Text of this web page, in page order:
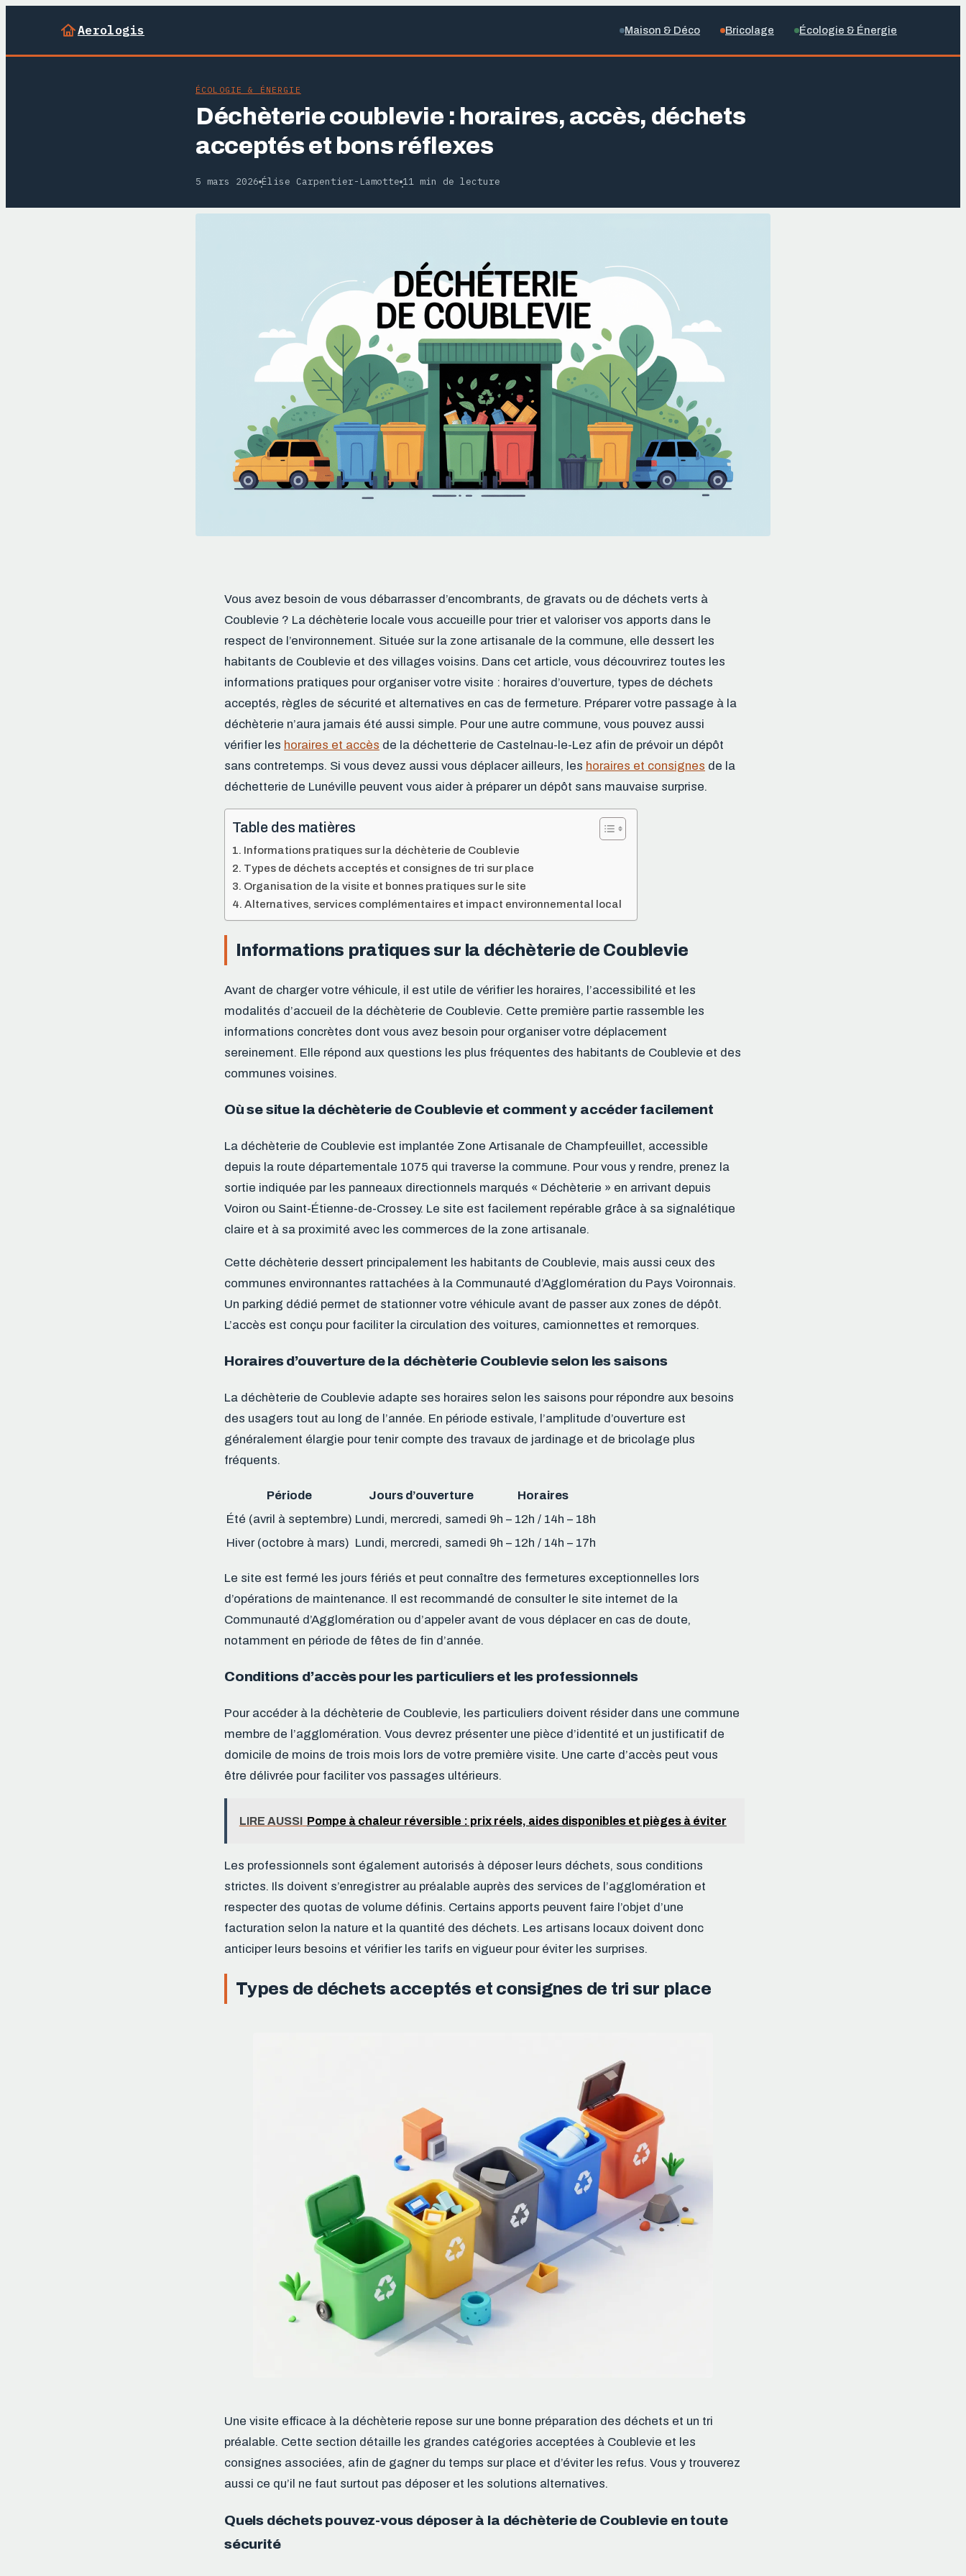
Aerologis Maison & Déco Bricolage Écologie & Énergie
ÉCOLOGIE & ÉNERGIE
Déchèterie coublevie : horaires, accès, déchets
acceptés et bons réflexes
5 mars 2026·Élise Carpentier-Lamotte·11 min de lecture
Vous avez besoin de vous débarrasser d’encombrants, de gravats ou de déchets verts à
Coublevie ? La déchèterie locale vous accueille pour trier et valoriser vos apports dans le
respect de l’environnement. Située sur la zone artisanale de la commune, elle dessert les
habitants de Coublevie et des villages voisins. Dans cet article, vous découvrirez toutes les
informations pratiques pour organiser votre visite : horaires d’ouverture, types de déchets
acceptés, règles de sécurité et alternatives en cas de fermeture. Préparer votre passage à la
déchèterie n’aura jamais été aussi simple. Pour une autre commune, vous pouvez aussi
vérifier les horaires et accès de la déchetterie de Castelnau-le-Lez afin de prévoir un dépôt
sans contretemps. Si vous devez aussi vous déplacer ailleurs, les horaires et consignes de la
déchetterie de Lunéville peuvent vous aider à préparer un dépôt sans mauvaise surprise.
Table des matières
Informations pratiques sur la déchèterie de Coublevie
Types de déchets acceptés et consignes de tri sur place
Organisation de la visite et bonnes pratiques sur le site
Alternatives, services complémentaires et impact environnemental local
Informations pratiques sur la déchèterie de Coublevie
Avant de charger votre véhicule, il est utile de vérifier les horaires, l’accessibilité et les
modalités d’accueil de la déchèterie de Coublevie. Cette première partie rassemble les
informations concrètes dont vous avez besoin pour organiser votre déplacement
sereinement. Elle répond aux questions les plus fréquentes des habitants de Coublevie et des
communes voisines.
Où se situe la déchèterie de Coublevie et comment y accéder facilement
La déchèterie de Coublevie est implantée Zone Artisanale de Champfeuillet, accessible
depuis la route départementale 1075 qui traverse la commune. Pour vous y rendre, prenez la
sortie indiquée par les panneaux directionnels marqués « Déchèterie » en arrivant depuis
Voiron ou Saint-Étienne-de-Crossey. Le site est facilement repérable grâce à sa signalétique
claire et à sa proximité avec les commerces de la zone artisanale.
Cette déchèterie dessert principalement les habitants de Coublevie, mais aussi ceux des
communes environnantes rattachées à la Communauté d’Agglomération du Pays Voironnais.
Un parking dédié permet de stationner votre véhicule avant de passer aux zones de dépôt.
L’accès est conçu pour faciliter la circulation des voitures, camionnettes et remorques.
Horaires d’ouverture de la déchèterie Coublevie selon les saisons
La déchèterie de Coublevie adapte ses horaires selon les saisons pour répondre aux besoins
des usagers tout au long de l’année. En période estivale, l’amplitude d’ouverture est
généralement élargie pour tenir compte des travaux de jardinage et de bricolage plus
fréquents.
Période Jours d’ouverture
Horaires
Été (avril à septembre) Lundi, mercredi, samedi 9h – 12h / 14h – 18h
Hiver (octobre à mars) Lundi, mercredi, samedi 9h – 12h / 14h – 17h
Le site est fermé les jours fériés et peut connaître des fermetures exceptionnelles lors
d’opérations de maintenance. Il est recommandé de consulter le site internet de la
Communauté d’Agglomération ou d’appeler avant de vous déplacer en cas de doute,
notamment en période de fêtes de fin d’année.
Conditions d’accès pour les particuliers et les professionnels
Pour accéder à la déchèterie de Coublevie, les particuliers doivent résider dans une commune
membre de l’agglomération. Vous devrez présenter une pièce d’identité et un justificatif de
domicile de moins de trois mois lors de votre première visite. Une carte d’accès peut vous
être délivrée pour faciliter vos passages ultérieurs.
LIRE AUSSI Pompe à chaleur réversible : prix réels, aides disponibles et pièges à éviter
Les professionnels sont également autorisés à déposer leurs déchets, sous conditions
strictes. Ils doivent s’enregistrer au préalable auprès des services de l’agglomération et
respecter des quotas de volume définis. Certains apports peuvent faire l’objet d’une
facturation selon la nature et la quantité des déchets. Les artisans locaux doivent donc
anticiper leurs besoins et vérifier les tarifs en vigueur pour éviter les surprises.
Types de déchets acceptés et consignes de tri sur place
Une visite efficace à la déchèterie repose sur une bonne préparation des déchets et un tri
préalable. Cette section détaille les grandes catégories acceptées à Coublevie et les
consignes associées, afin de gagner du temps sur place et d’éviter les refus. Vous y trouverez
aussi ce qu’il ne faut surtout pas déposer et les solutions alternatives.
Quels déchets pouvez-vous déposer à la déchèterie de Coublevie en toute
sécurité